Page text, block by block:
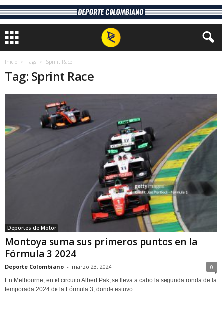
Inicio Tags Sprint Race
Tag: Sprint Race
Deportes de Motor
Montoya suma sus primeros puntos en la
Fórmula 3 2024
Deporte Colombiano - marzo 23, 2024 0
En Melbourne, en el circuito Albert Pak, se lleva a cabo la segunda ronda de la
temporada 2024 de la Fórmula 3, donde estuvo...